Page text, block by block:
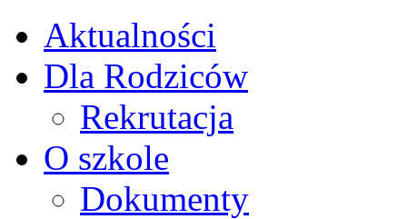
Aktualności
Dla Rodziców
Rekrutacja
O szkole
Dokumenty